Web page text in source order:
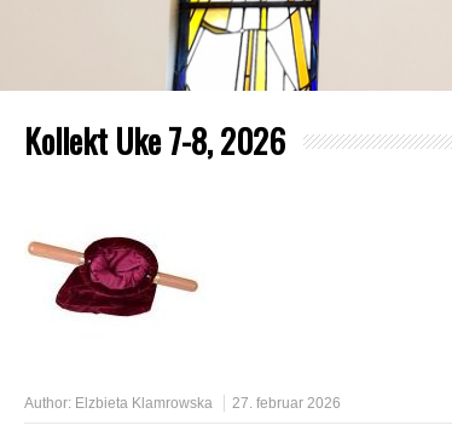
Kollekt Uke 7-8, 2026
Author: Elzbieta Klamrowska 27. februar 2026